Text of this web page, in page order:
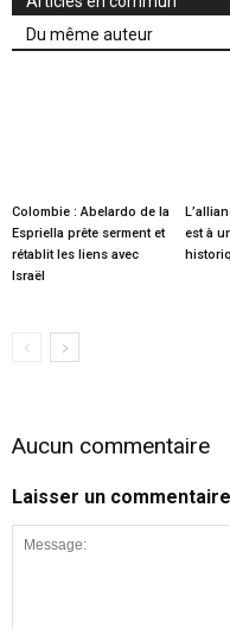
Du même auteur
Colombie : Abelardo de la
Espriella prête serment et
rétablit les liens avec
Israël
est à
Aucun commentaire
Laisser un commentaire